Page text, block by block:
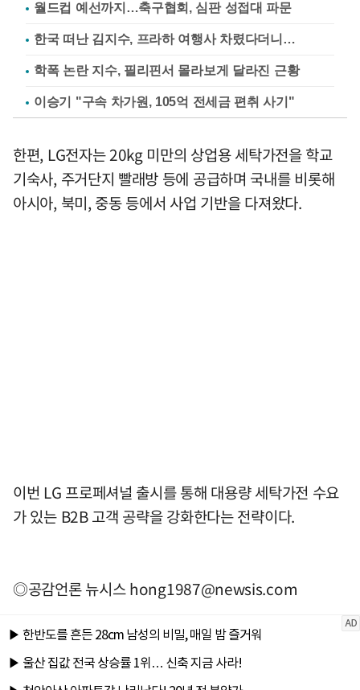
월드컵 예선까지…축구협회, 심판 성접대 파문
한국 떠난 김지수, 프라하 여행사 차렸다더니…
학폭 논란 지수, 필리핀서 몰라보게 달라진 근황
이승기 "구속 차가원, 105억 전세금 편취 사기"
한편, LG전자는 20kg 미만의 상업용 세탁가전을 학교
기숙사, 주거단지 빨래방 등에 공급하며 국내를 비롯해
아시아, 북미, 중동 등에서 사업 기반을 다져왔다.
이번 LG 프로페셔널 출시를 통해 대용량 세탁가전 수요
가 있는 B2B 고객 공략을 강화한다는 전략이다.
◎공감언론 뉴시스hong1987@newsis.com